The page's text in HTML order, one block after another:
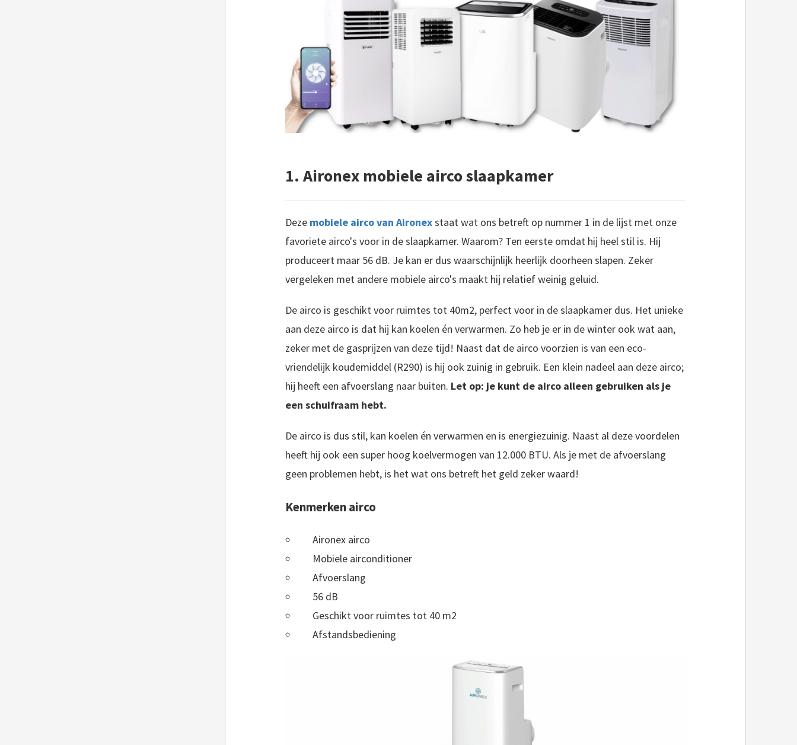
1. Aironex mobiele airco slaapkamer
Deze mobiele airco van Aironexstaat wat ons betreft op nummer 1 in de lijst met onze
favoriete airco's voor in de slaapkamer. Waarom? Ten eerste omdat hij heel stil is. Hij
produceert maar 56 dB. Je kan er dus waarschijnlijk heerlijk doorheen slapen. Zeker
vergeleken met andere mobiele airco's maakt hij relatief weinig geluid.
De airco is geschikt voor ruimtes tot 40m2, perfect voor in de slaapkamer dus. Het unieke
aan deze airco is dat hij kan koelen én verwarmen. Zo heb je er in de winter ook wat aan,
zeker met de gasprijzen van deze tijd! Naast dat de airco voorzien is van een eco-
vriendelijk koudemiddel (R290) is hij ook zuinig in gebruik. Een klein nadeel aan deze airco;
hij heeft een afvoerslang naar buiten. Let op: je kunt de airco alleen gebruiken als je
een schuifraam hebt.
De airco is dus stil, kan koelen én verwarmen en is energiezuinig. Naast al deze voordelen
heeft hij ook een super hoog koelvermogen van 12.000 BTU. Als je met de afvoerslang
geen problemen hebt, is het wat ons betreft het geld zeker waard!
Kenmerken airco
Aironex airco
Mobiele airconditioner
Afvoerslang
56 dB
Geschikt voor ruimtes tot 40 m2
Afstandsbediening